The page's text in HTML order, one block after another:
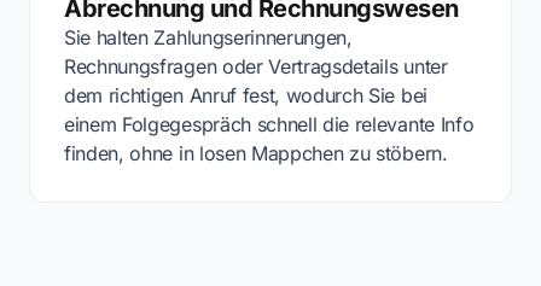
Abrechnung und Rechnungswesen
Sie halten Zahlungserinnerungen,
Rechnungsfragen oder Vertragsdetails unter
dem richtigen Anruf fest, wodurch Sie bei
einem Folgegespräch schnell die relevante Info
finden, ohne in losen Mappchen zu stöbern.